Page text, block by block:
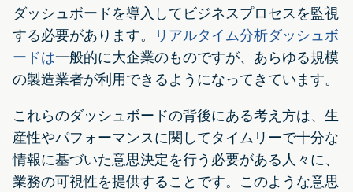
ダッシュボードを導入してビジネスプロセスを監視
する必要があります。
リアルタイム分析ダッシュボ
ードは一般的に大企業のものですが、あらゆる規模
の製造業者が利用できるようになってきています。
これらのダッシュボードの背後にある考え方は、生
産性やパフォーマンスに関してタイムリーで十分な
情報に基づいた意思決定を行う必要がある人々に、
業務の可視性を提供することです。このような意思